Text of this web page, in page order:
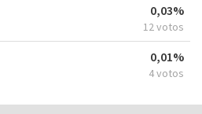
0,03%
12 votos
0,01%
4 votos